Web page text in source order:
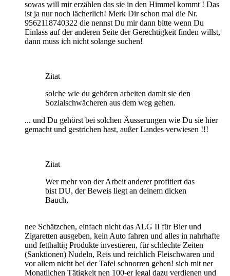
sowas will mir erzählen das sie in den Himmel kommt ! Das
ist ja nur noch lächerlich! Merk Dir schon mal die Nr.
9562118740322 die nennst Du mir dann bitte wenn Du
Einlass auf der anderen Seite der Gerechtigkeit finden willst,
dann muss ich nicht solange suchen!
Zitat
solche wie du gehören arbeiten damit sie den
Sozialschwächeren aus dem weg gehen.
... und Du gehörst bei solchen Äusserungen wie Du sie hier
gemacht und gestrichen hast, außer Landes verwiesen !!!
Zitat
Wer mehr von der Arbeit anderer profitiert das
bist DU, der Beweis liegt an deinem dicken
Bauch,
nee Schätzchen, einfach nicht das ALG II für Bier und
Zigaretten ausgeben, kein Auto fahren und alles in nahrhafte
und fetthaltig Produkte investieren, für schlechte Zeiten
(Sanktionen) Nudeln, Reis und reichlich Fleischwaren und
vor allem nicht bei der Tafel schnorren gehen! sich mit ner
Monatlichen Tätigkeit nen 100-er legal dazu verdienen und